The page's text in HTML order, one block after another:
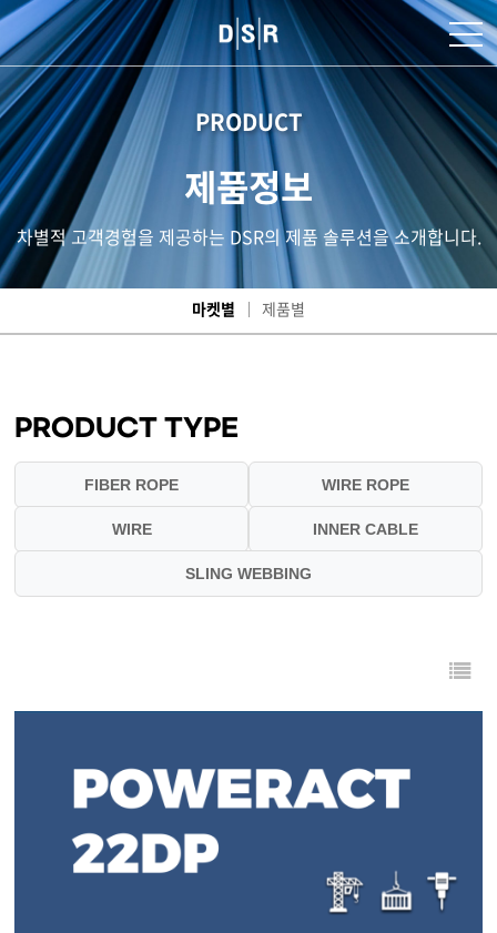
PRODUCT
제품정보
차별적 고객경험을 제공하는 DSR의 제품 솔루션을 소개합니다.
마켓별 제품별
PRODUCT TYPE
FIBER ROPE WIRE ROPE
WIRE INNER CABLE
SLING WEBBING